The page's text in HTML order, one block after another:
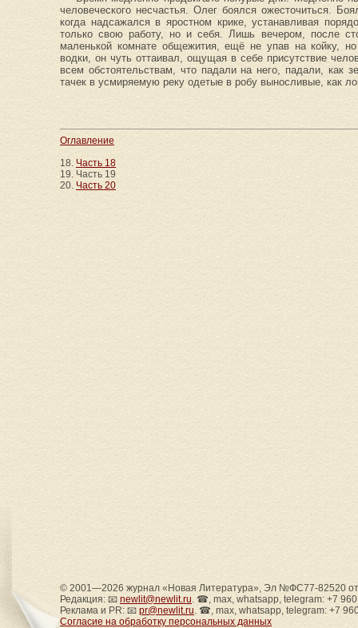
человеческого несчастья. Олег боялся ожесточиться.
когда надсажался в яростном крике, устанавливая
только свою работу, но и себя. Лишь вечером, после
маленькой комнате общежития, ещё не упав на койку,
водки, он чуть оттаивал, ощущая в себе присутствие
всем обстоятельствам, что падали на него, падали, как
тачек в усмиряемую реку одетые в робу выносливые, как
Оглавление
18. Часть 18
19. Часть 19
20. Часть 20
© 2001—2026 журнал «Новая Литература», Эл №ФС77-82520
Редакция: 📧 newlit@newlit.ru. ☎, max, whatsapp, telegram: +7
Реклама и PR: 📧 pr@newlit.ru. ☎, max, whatsapp, telegram: +7
Согласие на обработку персональных данных